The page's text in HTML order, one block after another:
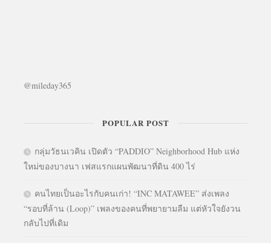
@mileday365
POPULAR POST
กลุ่มวัธนเวคิน เปิดตัว “PADDIO” Neighborhood Hub แห่ง
ใหม่ของบางนา เฟสแรกแผนพัฒนาที่ดิน 400 ไร่
คนไทยเป็นอะไรกับคนเก่า! “INC MATAWEE” ส่งเพลง
“รอบที่ล้าน (Loop)” เพลงของคนที่พยายามลืม แต่หัวใจยังวน
กลับไปที่เดิม